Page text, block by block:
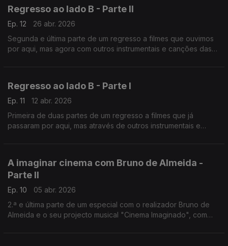
Regresso ao lado B - Parte II
Ep. 12
26 abr. 2026
Segunda e última parte de um regresso a filmes que ouvimos
por aqui, mas agora com outros instrumentais e canções das
Regresso ao lado B - Parte I
Ep. 11
12 abr. 2026
Primeira de duas partes de um regresso a filmes que já
passaram por aqui, mas através de outros instrumentais e
A imaginar cinema com Bruno de Almeida -
Parte II
Ep. 10
05 abr. 2026
2.ª e última parte de um especial com o realizador Bruno de
Almeida e o seu projecto musical "Cinema Imaginado", com